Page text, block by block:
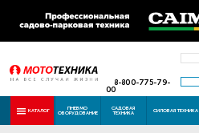
8-800-775-79-
00
КАТАЛОГ ПНЕВМО
ОБОРУДОВАНИЕ
САДОВАЯ
ТЕХНИКА СИЛОВАЯ ТЕХНИКА